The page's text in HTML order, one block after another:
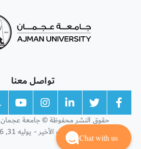
تواصل معنا
حقوق النشر محفوظة © جامعة عجمان 2001 - 2026
التحديث الأخير - يوليه 31, 2026Chat with us